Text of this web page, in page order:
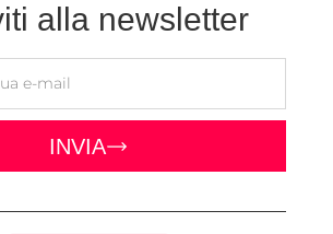
alla newsletter
INVIA